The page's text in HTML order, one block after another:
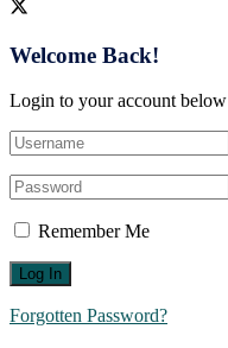
Welcome Back!
Login to your account below
Remember Me
Forgotten Password?